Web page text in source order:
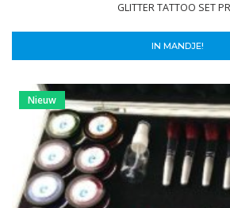
GLITTER TATTOO SET
IN MANDJE!
Nieuw